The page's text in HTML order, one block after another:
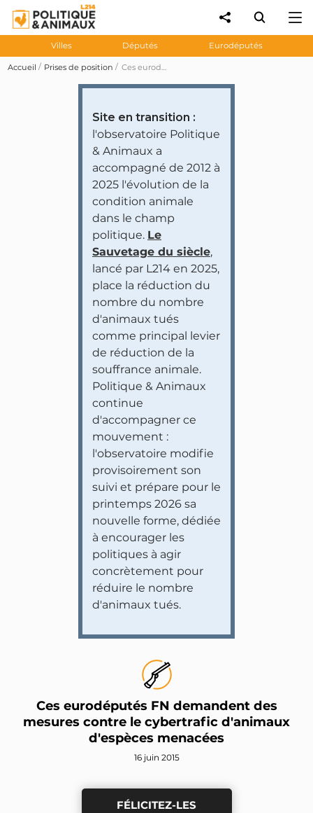
Villes Députés Eurodéputés
Accueil Prises de position Ces eurodéputés FN demandent des mesures contre le cybertrafic d'animaux d'espèces menacées
Site en transition :
l'observatoire Politique
& Animaux a
accompagné de 2012 à
2025 l'évolution de la
condition animale
dans le champ
politique. Le
Sauvetage du siècle,
lancé par L214 en 2025,
place la réduction du
nombre du nombre
d'animaux tués
comme principal levier
de réduction de la
souffrance animale.
Politique & Animaux
continue
d'accompagner ce
mouvement :
l'observatoire modifie
provisoirement son
suivi et prépare pour le
printemps 2026 sa
nouvelle forme, dédiée
à encourager les
politiques à agir
concrètement pour
réduire le nombre
d'animaux tués.
Ces eurodéputés FN demandent des
mesures contre le cybertrafic d'animaux
d'espèces menacées
16 juin 2015
FÉLICITEZ-LES